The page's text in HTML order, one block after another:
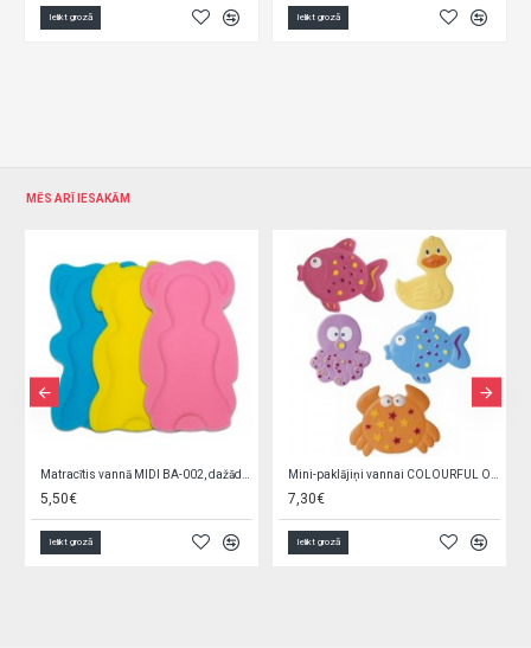
Ielikt grozā Ielikt grozā
MĒS ARĪ IESAKĀM
5,50€
Ielikt grozā
7,30€
Ielikt grozā